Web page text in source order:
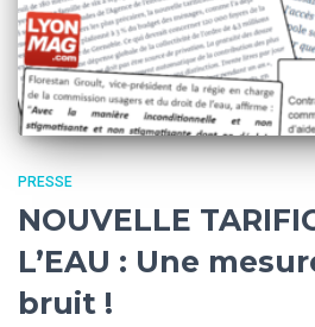
PRESSE
NOUVELLE
L’EAU : Une
bruit !